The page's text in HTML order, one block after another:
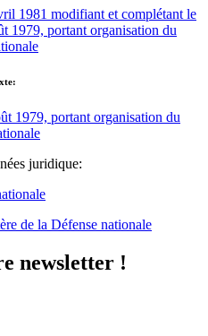
1981 modifiant et complétant le
1979, portant organisation du
1979, portant organisation du
juridique:
de la Défense nationale
newsletter !